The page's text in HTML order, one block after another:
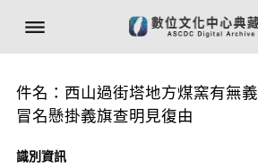
件名：西山過街塔地方煤窯有無
冒名懸掛義旗查明見復由
識別資訊